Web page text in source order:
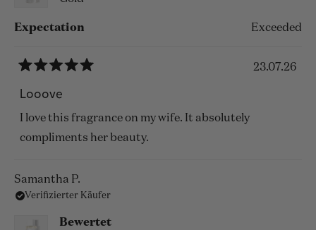
Expectation Exceeded
5
von
5
Sternen
bewertet
23.07.26
Looove
I love this fragrance on my wife. It absolutely
compliments her beauty.
Samantha P.
Verifizierter Käufer
Bewertet